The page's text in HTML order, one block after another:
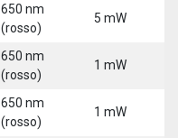
650 nm
(rosso)
5 mW
650 nm
(rosso)
1 mW
650 nm
(rosso)
1 mW